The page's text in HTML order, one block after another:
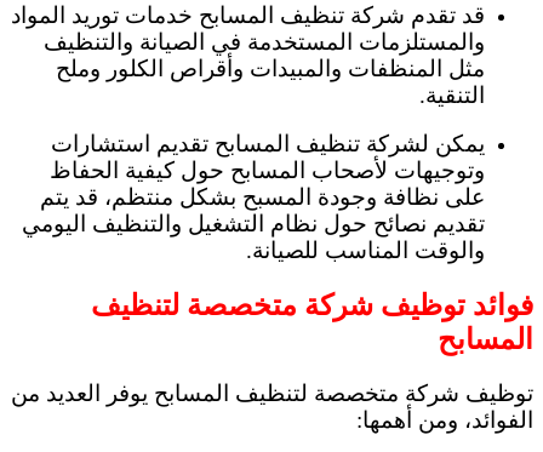
قد تقدم شركة تنظيف المسابح خدمات توريد المواد
والمستلزمات المستخدمة في الصيانة والتنظيف
مثل المنظفات والمبيدات وأقراص الكلور وملح
التنقية.
يمكن لشركة تنظيف المسابح تقديم استشارات
وتوجيهات لأصحاب المسابح حول كيفية الحفاظ
على نظافة وجودة المسبح بشكل منتظم، قد يتم
تقديم نصائح حول نظام التشغيل والتنظيف اليومي
والوقت المناسب للصيانة.
فوائد توظيف شركة متخصصة لتنظيف
المسابح
توظيف شركة متخصصة لتنظيف المسابح يوفر العديد من
الفوائد، ومن أهمها: